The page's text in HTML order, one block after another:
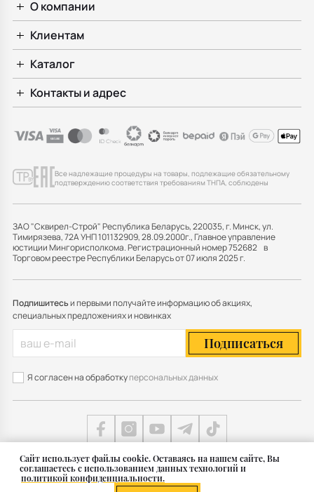
Cайт использует файлы cookie. Оставаясь на нашем сайте, Вы
соглашаетесь с использованием данных технологий и
политикой конфиденциальности.
О компании
Клиентам
Каталог
Контакты и адрес
Все надлежащие процедуры на товары, подлежащие обязательному
подтверждению соответствия требованиям ТНПА, соблюдены
ЗАО "Сквирел-Строй" Республика Беларусь, 220035, г. Минск, ул.
Тимирязева, 72А УНП 101132909, 28.09.2000г., Главное управление
юстиции Мингорисполкома. Регистрационный номер 752682 в
Торговом реестре Республики Беларусь от 07 июля 2025 г.
Подпишитесьи первыми получайте информацию об акциях,
специальных предложениях и новинках
Подписаться
Я согласен на обработкуперсональных данных
© 2011 — 2026 Группа СКВИРЕЛ в Беларуси
Карта сайта